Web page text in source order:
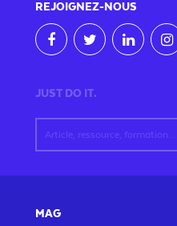
REJOIGNEZ-NOUS
JUST DO IT.
MAG